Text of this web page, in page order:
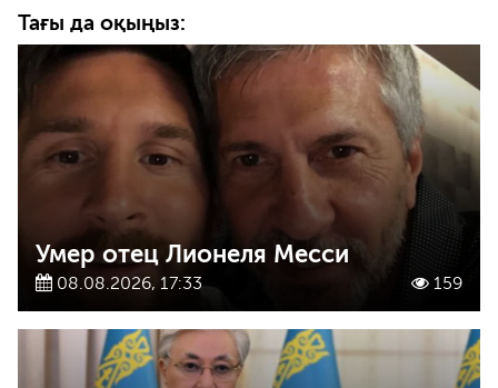
Тағы да оқыңыз:
Умер отец Лионеля Месси
08.08.2026, 17:33 159